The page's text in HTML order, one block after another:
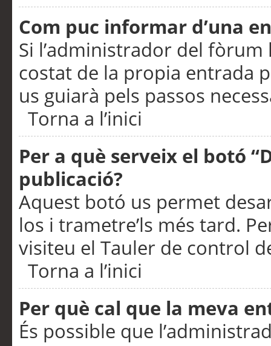
Com puc informar d’una
Si l’administrador del
costat de la propia entrada
us guiarà pels passos
Torna a l’inici
Per a què serveix el botó
publicació?
Aquest botó us permet
los i trametre’ls més tard.
visiteu el Tauler de control
Torna a l’inici
Per què cal que la meva
És possible que